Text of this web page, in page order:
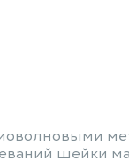
шейки